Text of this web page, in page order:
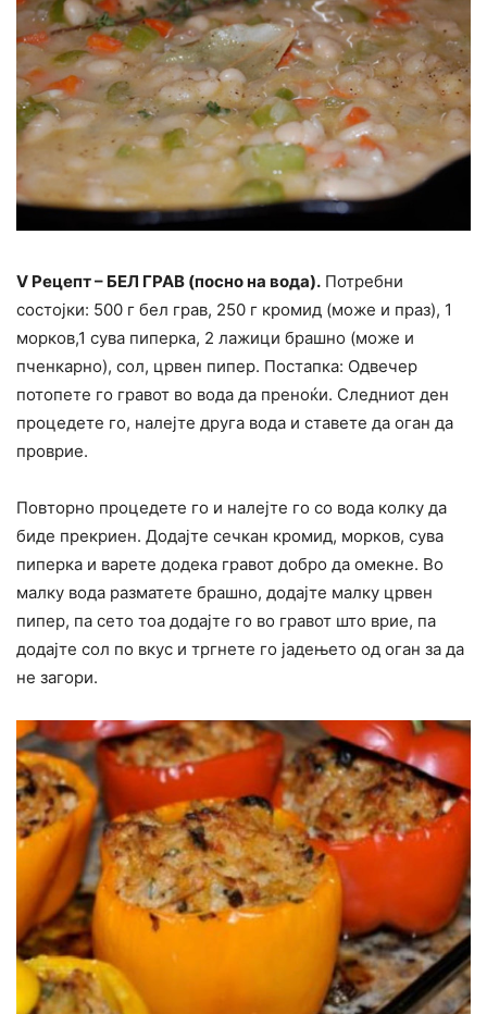
V Рецепт – БЕЛ ГРАВ (посно на вода). Потребни
состојки: 500 г бел грав, 250 г кромид (може и праз), 1
морков,1 сува пиперка, 2 лажици брашно (може и
пченкарно), сол, црвен пипер. Постапка: Одвечер
потопете го гравот во вода да преноќи. Следниот ден
процедете го, налејте друга вода и ставете да оган да
проврие.
Повторно процедете го и налејте го со вода колку да
биде прекриен. Додајте сечкан кромид, морков, сува
пиперка и варете додека гравот добро да омекне. Во
малку вода разматете брашно, додајте малку црвен
пипер, па сето тоа додајте го во гравот што врие, па
додајте сол по вкус и тргнете го јадењето од оган за да
не загори.